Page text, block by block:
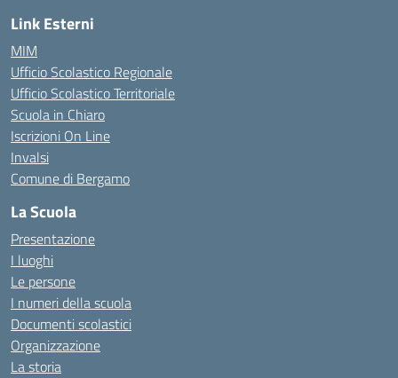
Link Esterni
MIM
Ufficio Scolastico Regionale
Ufficio Scolastico Territoriale
Scuola in Chiaro
Iscrizioni On Line
Invalsi
Comune di Bergamo
La Scuola
Presentazione
I luoghi
Le persone
I numeri della scuola
Documenti scolastici
Organizzazione
La storia